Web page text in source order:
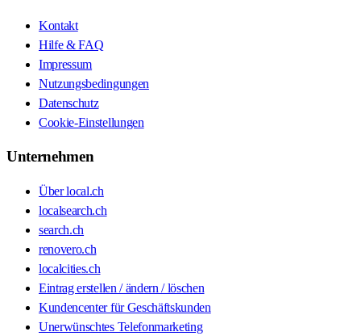
Kontakt
Hilfe & FAQ
Impressum
Nutzungsbedingungen
Datenschutz
Cookie-Einstellungen
Unternehmen
Über local.ch
localsearch.ch
search.ch
renovero.ch
localcities.ch
Eintrag erstellen / ändern / löschen
Kundencenter für Geschäftskunden
Unerwünschtes Telefonmarketing